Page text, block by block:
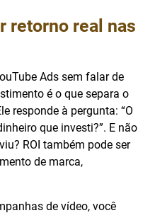
retorno real nas
Ads sem falar de
é o que separa o
responde à pergunta: “O
que investi?”. E não
ROI também pode ser
de marca,
de vídeo, você